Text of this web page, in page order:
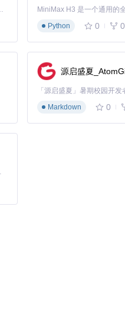
统会自动下载并部署插件。安
更新频率，设置插件加载顺序
run commands, and verify changes — autonomously. Built in Rust for speed. Get Started
Python
0 0
源启盛夏
Markdown
0
件的用户。